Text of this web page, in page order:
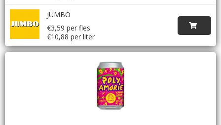
JUMBO
€3,59 per fles
€10,88 per liter